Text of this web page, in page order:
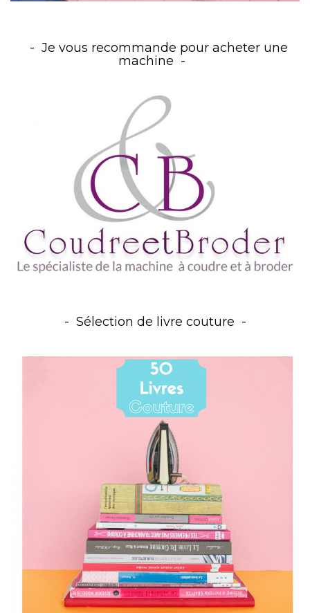
Je vous recommande pour acheter une
machine
Sélection de livre couture